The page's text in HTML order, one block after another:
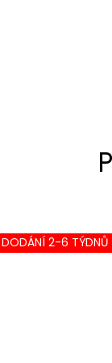
DODÁNÍ 2-6 TÝDNŮ